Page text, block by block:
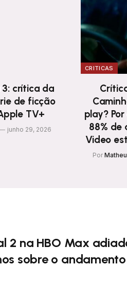
crítica da
de ficção
TV+
junho 29, 2026
CRITICAS
play?
88% de
Video
Por
2 na HBO Max
sobre o